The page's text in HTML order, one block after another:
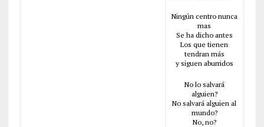
Ningún centro nunca
mas
Se ha dicho antes
Los que tienen
tendran más
y siguen aburridos
No lo salvará
alguien?
No salvará alguien al
mundo?
No, no?